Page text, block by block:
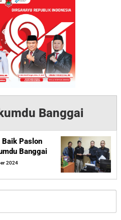
Banggai
Baik Paslon
Banggai
2024